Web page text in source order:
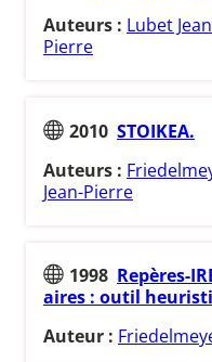
Auteurs : Lubet
Pierre
2010 STOIKEA.
Auteurs :
Jean-Pierre
1998 Repères-
aires : outil
Auteur :